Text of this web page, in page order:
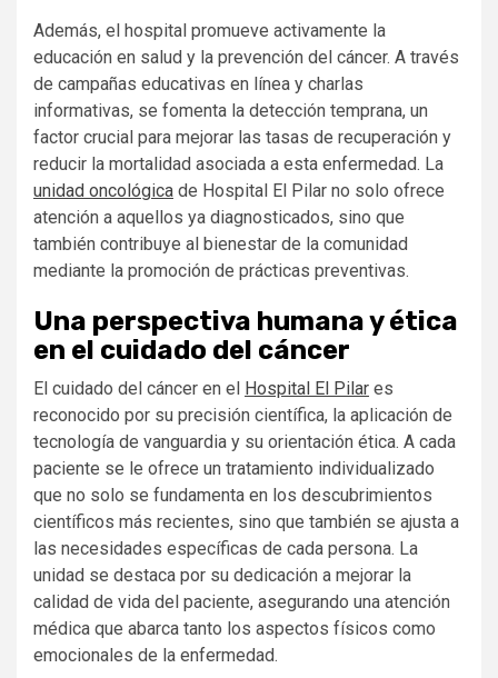
Además, el hospital promueve activamente la
educación en salud y la prevención del cáncer. A través
de campañas educativas en línea y charlas
informativas, se fomenta la detección temprana, un
factor crucial para mejorar las tasas de recuperación y
reducir la mortalidad asociada a esta enfermedad. La
unidad oncológica de Hospital El Pilar no solo ofrece
atención a aquellos ya diagnosticados, sino que
también contribuye al bienestar de la comunidad
mediante la promoción de prácticas preventivas.
Una perspectiva humana y ética
en el cuidado del cáncer
El cuidado del cáncer en el Hospital El Pilar es
reconocido por su precisión científica, la aplicación de
tecnología de vanguardia y su orientación ética. A cada
paciente se le ofrece un tratamiento individualizado
que no solo se fundamenta en los descubrimientos
científicos más recientes, sino que también se ajusta a
las necesidades específicas de cada persona. La
unidad se destaca por su dedicación a mejorar la
calidad de vida del paciente, asegurando una atención
médica que abarca tanto los aspectos físicos como
emocionales de la enfermedad.